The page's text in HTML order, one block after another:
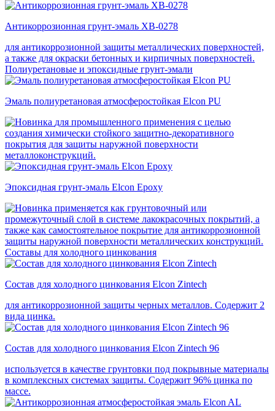
Антикоррозионная грунт-эмаль ХВ-0278
для антикоррозионной защиты металлических поверхностей,
а также для окраски бетонных и кирпичных поверхностей.
Полиуретановые и эпоксидные грунт-эмали
Эмаль полиуретановая атмосферостойкая Elcon PU
для промышленного применения с целью
создания химически стойкого защитно-декоративного
покрытия для защиты наружной поверхности
металлоконструкций.
Эпоксидная грунт-эмаль Elcon Epoxy
применяется как грунтовочный или
промежуточный слой в системе лакокрасочных покрытий, а
также как самостоятельное покрытие для антикоррозионной
защиты наружной поверхности металлических конструкций.
Составы для холодного цинкования
Состав для холодного цинкования Elcon Zintech
для антикоррозионной защиты черных металлов. Содержит 2
вида цинка.
Состав для холодного цинкования Elcon Zintech 96
используется в качестве грунтовки под покрывные материалы
в комплексных системах защиты. Cодержит 96% цинка по
массе.